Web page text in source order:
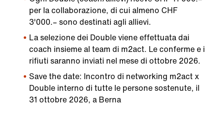
per la collaborazione, di cui almeno CHF
3'000.– sono destinati agli allievi.
La selezione dei Double viene effettuata dai
coach insieme al team di m2act. Le conferme e i
rifiuti saranno inviati nel mese di ottobre 2026.
Save the date: Incontro di networking m2act x
Double interno di tutte le persone sostenute, il
31 ottobre 2026, a Berna